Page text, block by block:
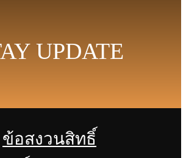
UPDATE
ข้อสงวนสิทธิ์